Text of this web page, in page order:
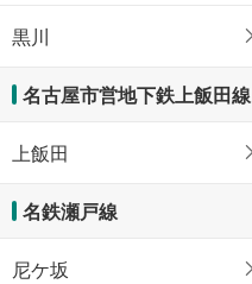
黒川
名古屋市営地下鉄上飯田線
上飯田
名鉄瀬戸線
尼ケ坂